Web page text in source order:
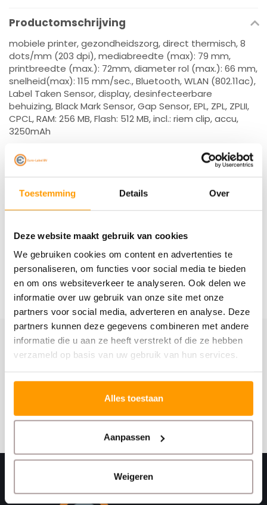
Toestemming Details Over
Deze website maakt gebruik van cookies
We gebruiken cookies om content en advertenties te
personaliseren, om functies voor social media te bieden
en om ons websiteverkeer te analyseren. Ook delen we
informatie over uw gebruik van onze site met onze
partners voor social media, adverteren en analyse. Deze
partners kunnen deze gegevens combineren met andere
informatie die u aan ze heeft verstrekt of die ze hebben
verzameld op basis van uw gebruik van hun services.
Alles toestaan
Aanpassen
Weigeren
Productomschrijving
mobiele printer, gezondheidszorg, direct thermisch, 8
dots/mm (203 dpi), mediabreedte (max): 79 mm,
printbreedte (max.): 72mm, diameter rol (max.): 66 mm,
snelheid(max): 115 mm/sec., Bluetooth, WLAN (802.11ac),
Label Taken Sensor, display, desinfecteerbare
behuizing, Black Mark Sensor, Gap Sensor, EPL, ZPL, ZPLII,
CPCL, RAM: 256 MB, Flash: 512 MB, incl.: riem clip, accu,
3250mAh
Specificaties
Reviews
Schrijf je hier in voor onze nieuwsbrief
Ontvang onze nieuwste aanbiedingen en
kortingscodes